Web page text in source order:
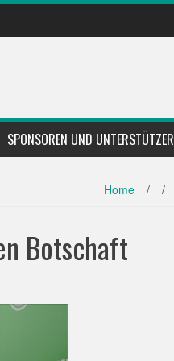
SPONSOREN UND UNTERSTÜTZER
Home / /
Botschaft